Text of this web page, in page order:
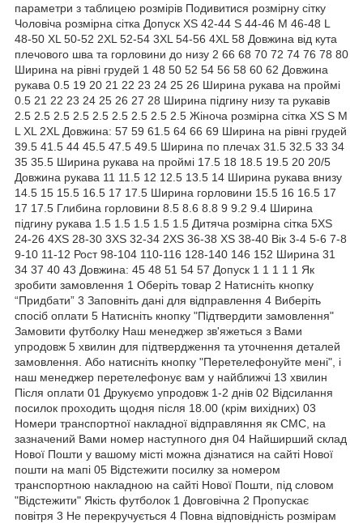
параметри з таблицею розмірів Подивитися розмірну сітку
Чоловіча розмірна сітка Допуск XS 42-44 S 44-46 M 46-48 L
48-50 XL 50-52 2XL 52-54 3XL 54-56 4XL 58 Довжина від кута
плечового шва та горловини до низу 2 66 68 70 72 74 76 78 80
Ширина на рівні грудей 1 48 50 52 54 56 58 60 62 Довжина
рукава 0.5 19 20 21 22 23 24 25 26 Ширина рукава на проймі
0.5 21 22 23 24 25 26 27 28 Ширина підгину низу та рукавів
2.5 2.5 2.5 2.5 2.5 2.5 2.5 2.5 2.5 Жіноча розмірна сітка XS S M
L XL 2XL Довжина: 57 59 61.5 64 66 69 Ширина на рівні грудей
39.5 41.5 44 45.5 47.5 49.5 Ширина по плечах 31.5 32.5 33 34
35 35.5 Ширина рукава на проймі 17.5 18 18.5 19.5 20 20/5
Довжина рукава 11 11.5 12 12.5 13.5 14 Ширина рукава внизу
14.5 15 15.5 16.5 17 17.5 Ширина горловини 15.5 16 16.5 17
17 17.5 Глибина горловини 8.5 8.6 8.8 9 9.2 9.4 Ширина
підгину рукава 1.5 1.5 1.5 1.5 1.5 Дитяча розмірна сітка 5XS
24-26 4XS 28-30 3XS 32-34 2XS 36-38 XS 38-40 Вік 3-4 5-6 7-8
9-10 11-12 Рост 98-104 110-116 128-140 146 152 Ширина 31
34 37 40 43 Довжина: 45 48 51 54 57 Допуск 1 1 1 1 1 Як
зробити замовлення 1 Оберіть товар 2 Натисніть кнопку
“Придбати” 3 Заповніть дані для відправлення 4 Виберіть
спосіб оплати 5 Натисніть кнопку "Підтвердити замовлення"
Замовити футболку Наш менеджер зв'яжеться з Вами
упродовж 5 хвилин для підтвердження та уточнення деталей
замовлення. Або натисніть кнопку "Перетелефонуйте мені", і
наш менеджер перетелефонує вам у найближчі 13 хвилин
Після оплати 01 Друкуємо упродовж 1-2 днів 02 Відсилання
посилок проходить щодня після 18.00 (крім вихідних) 03
Номери транспортної накладної відправляння як СМС, на
зазначений Вами номер наступного дня 04 Найширший склад
Нової Пошти у вашому місті можна дізнатися на сайті Нової
пошти на мапі 05 Відстежити посилку за номером
транспортною накладною на сайті Нової Пошти, під словом
"Відстежити" Якість футболок 1 Довговічна 2 Пропускає
повітря 3 Не перекручується 4 Повна відповідність розмірам